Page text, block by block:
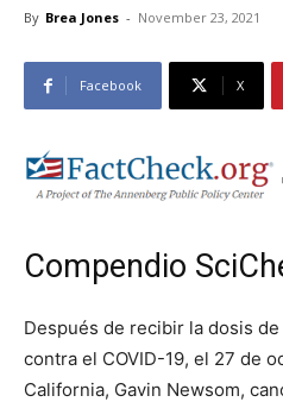
By Brea Jones - November 23, 2021
Facebook X
Compendio
Después de recibir la dosis
contra el COVID-19, el 27 de
California, Gavin Newsom,